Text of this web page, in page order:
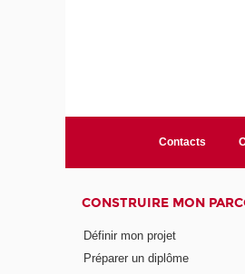
Contacts
CONSTRUIRE MON
Définir mon projet
Préparer un diplôme